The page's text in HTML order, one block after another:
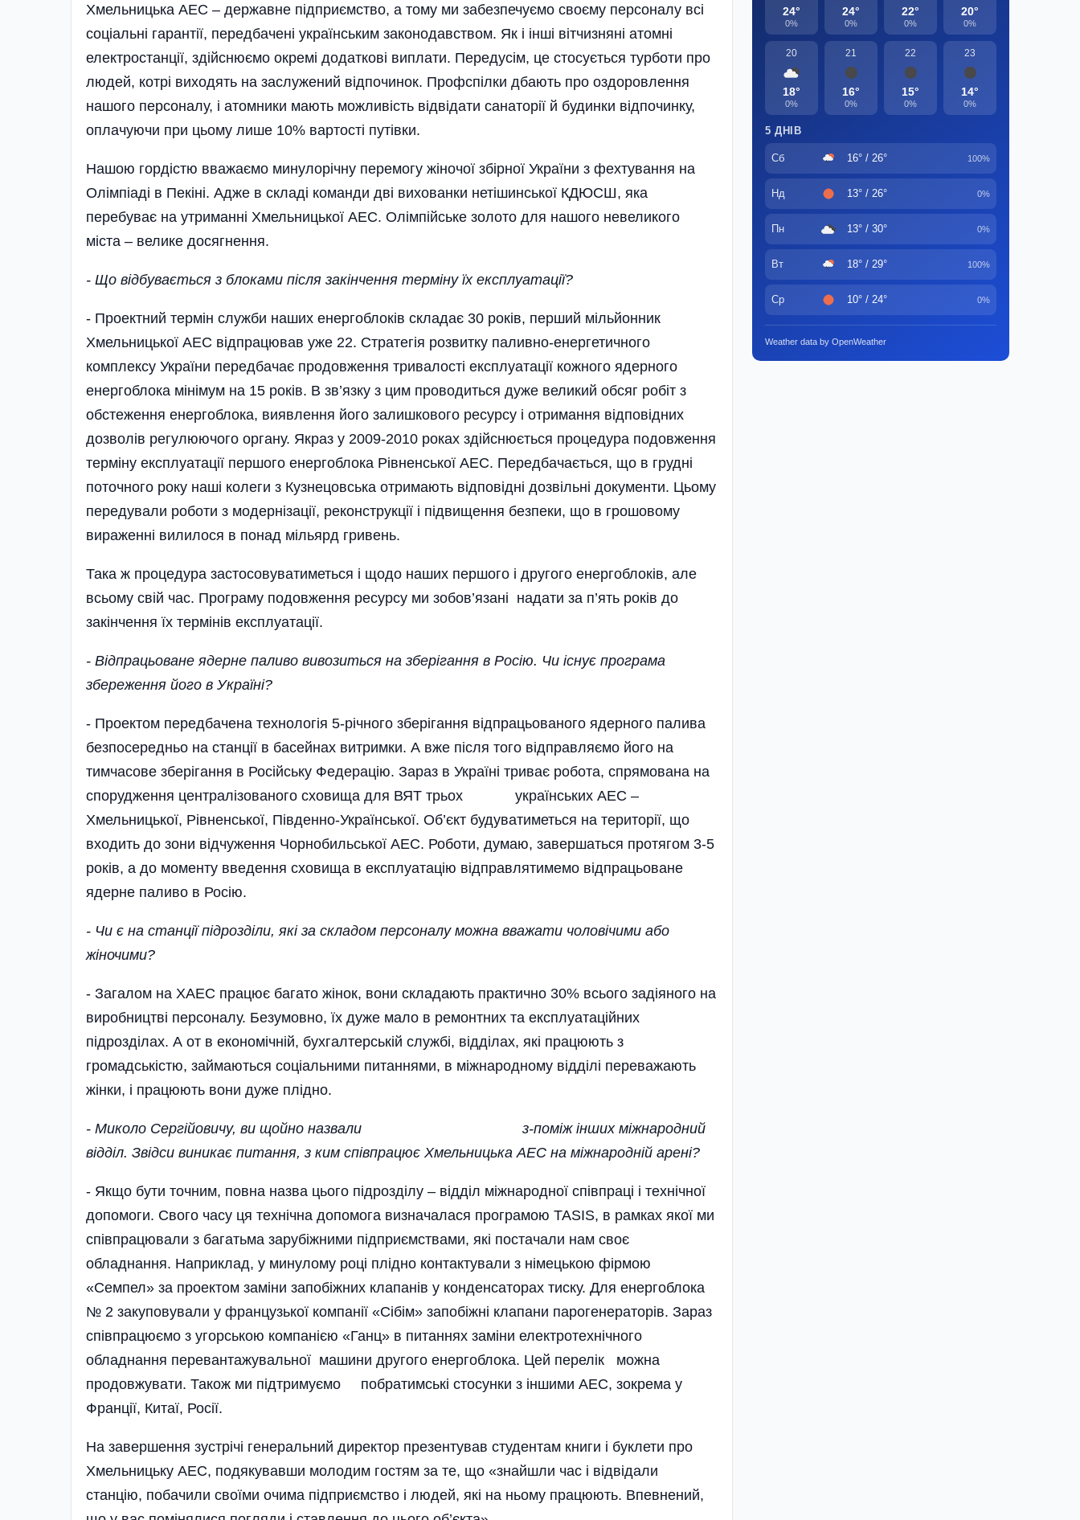
Хмельницька АЕС – державне підприємство, а тому ми забезпечуємо своєму персоналу всі
соціальні гарантії, передбачені українським законодавством. Як і інші вітчизняні атомні
електростанції, здійснюємо окремі додаткові виплати. Передусім, це стосується турботи про
людей, котрі виходять на заслужений відпочинок. Профспілки дбають про оздоровлення
нашого персоналу, і атомники мають можливість відвідати санаторії й будинки відпочинку,
оплачуючи при цьому лише 10% вартості путівки.
Нашою гордістю вважаємо минулорічну перемогу жіночої збірної України з фехтування на
Олімпіаді в Пекіні. Адже в складі команди дві вихованки нетішинської КДЮСШ, яка
перебуває на утриманні Хмельницької АЕС. Олімпійське золото для нашого невеликого
міста – велике досягнення.
- Що відбувається з блоками після закінчення терміну їх експлуатації?
- Проектний термін служби наших енергоблоків складає 30 років, перший мільйонник
Хмельницької АЕС відпрацював уже 22. Стратегія розвитку паливно-енергетичного
комплексу України передбачає продовження тривалості експлуатації кожного ядерного
енергоблока мінімум на 15 років. В зв’язку з цим проводиться дуже великий обсяг робіт з
обстеження енергоблока, виявлення його залишкового ресурсу і отримання відповідних
дозволів регулюючого органу. Якраз у 2009-2010 роках здійсню­ється процедура подовження
терміну експлуатації першого енергоблока Рівненської АЕС. Передбачається, що в грудні
поточного року наші колеги з Кузнецовська отримають відповідні дозвільні документи. Цьому
­передували роботи з модернізації, реконструкції і підвищення безпеки, що в грошовому
вираженні вилилося в понад мільярд гривень.
Така ж процедура застосовуватиметься і щодо наших першого і другого енергоблоків, але
всьому свій час. Програму подовження ресурсу ми зобов’язані надати за п’ять років до
закінчення їх термінів експлуатації.
- Відпрацьоване ядерне паливо вивозиться на зберігання в Росію. Чи існує програма
збереження його в Україні?
- Проектом передбачена технологія 5-річного зберігання відпрацьованого ядерного палива
безпосередньо на станції в басейнах витримки. А вже після того відправляємо його на
тимчасове зберігання в Російську Федерацію. Зараз в Україні триває робота, спрямована на
спорудження централізованого сховища для ВЯТ трьох українських АЕС –
Хмельницької, Рівненської, Південно-Украї­нської. Об’єкт будуватиметься на території, що
входить до зони відчуження Чорнобильської АЕС. Роботи, думаю, завершаться протягом 3-5
років, а до моменту введення сховища в експлуатацію відправлятимемо відпрацьоване
ядерне паливо в Росію.
- Чи є на станції підрозділи, які за складом персоналу можна вважати чоловічими або
жіночими?
- Загалом на ХАЕС працює багато жінок, вони складають практично 30% всього задіяного на
виробництві персоналу. Безумовно, їх дуже мало в ремонтних та експлуатаційних
підрозділах. А от в економічній, бухгалтерській службі, відділах, які працюють з
громадськістю, займаються соці­альними питаннями, в міжнародному відділі переважають
жінки, і працюють вони дуже плідно.
- Миколо Сергійовичу, ви щойно назвали з-поміж інших міжнародний
відділ. Звідси виникає питання, з ким співпрацює Хмельницька АЕС на міжнародній арені?
- Якщо бути точним, повна назва цього підрозділу – відділ міжнародної співпраці і технічної
допомоги. Свого часу ця технічна допомога визначалася програмою TASIS, в рамках якої ми
співпрацювали з багатьма зарубіжними підприємствами, які постачали нам своє
обладнання. Наприклад, у минулому році плідно контактували з німецькою фірмою
«Семпел» за проектом заміни запобіжних клапанів у конденсаторах тиску. Для енергоблока
№ 2 закуповували у французької компанії «Сібім» запобіжні клапани парогенераторів. Зараз
співпрацюємо з угорською компанією «Ганц» в питаннях заміни електротехнічного
обладнання перевантажувальної машини другого енергоблока. Цей перелік можна
продовжувати. Також ми підтримуємо побратимські стосунки з іншими АЕС, зокрема у
Франції, Китаї, Росії.
На завершення зустрічі генеральний директор презентував студентам книги і буклети про
Хмельницьку АЕС, подякувавши молодим гостям за те, що «знайшли час і відвідали
станцію, побачили своїми очима підприємство і людей, які на ньому працюють. Впевнений,
24°
0%
24°
0%
22°
0%
20°
0%
20
18°
0%
21
16°
0%
22
15°
0%
23
14°
0%
5 ДНІВ
Сб 16° / 26° 100%
Нд 13° / 26° 0%
Пн 13° / 30° 0%
Вт 18° / 29° 100%
Ср 10° / 24° 0%
Weather data by OpenWeather